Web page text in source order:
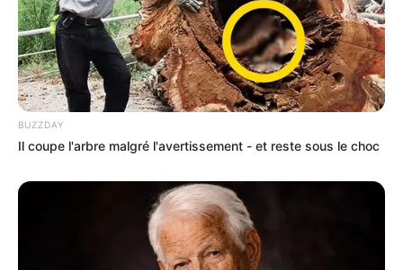
BUZZDAY
Il coupe l'arbre malgré l'avertissement - et reste sous le choc